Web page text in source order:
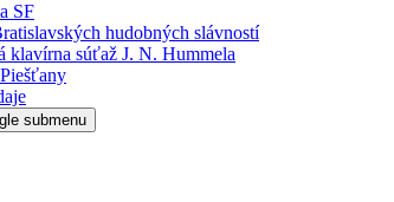
SF
hudobných slávností
klavírna súťaž J. N. Hummela
submenu